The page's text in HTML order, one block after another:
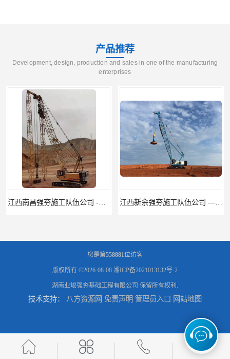
产品推荐
Development, design, production and sales in one of the manufacturing
enterprises
江西新余强夯施工队伍公司 —业峻强夯基础工程 湖南强夯施工公司
湖南怀化强夯施工队伍公司厂房地基强夯施工 湖南常德强夯施工队伍公司厂房地基强夯施工
您是第558881位访客
版权所有 ©2026-08-08 湘ICP备2021013132号-2
湖南业峻强夯基础工程有限公司 保留所有权利.
技术支持： 八方资源网 免责声明 管理员入口 网站地图